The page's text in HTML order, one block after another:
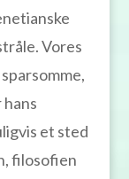
Vores
hans
et sted
filosofien